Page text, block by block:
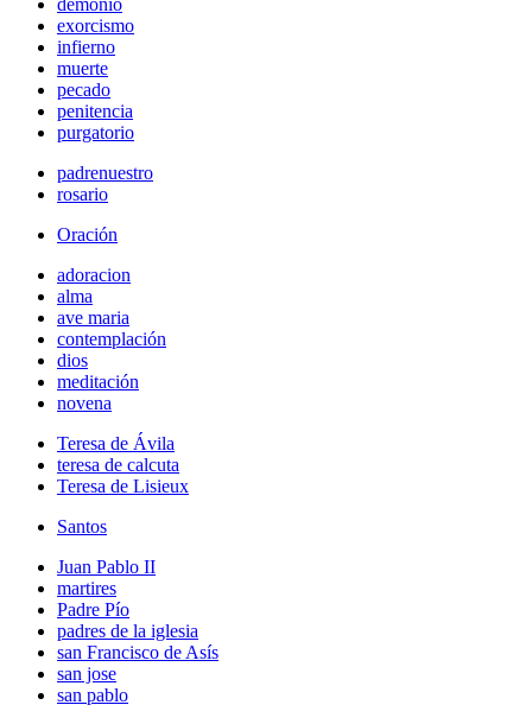
demonio
exorcismo
infierno
muerte
pecado
penitencia
purgatorio
padrenuestro
rosario
Oración
adoracion
alma
ave maria
contemplación
dios
meditación
novena
Teresa de Ávila
teresa de calcuta
Teresa de Lisieux
Santos
Juan Pablo II
martires
Padre Pío
padres de la iglesia
san Francisco de Asís
san jose
san pablo